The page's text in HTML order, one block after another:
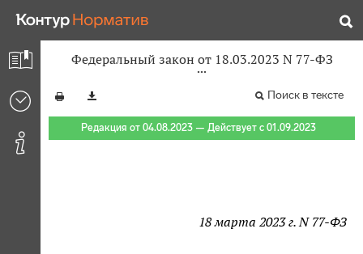
Федеральный закон от 18.03.2023 N 77-ФЗ
Поиск в тексте
Редакция от 04.08.2023 — Действует с 01.09.2023
18 марта 2023 г. N 77-ФЗ